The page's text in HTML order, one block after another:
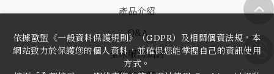
產品介紹
Q&A
全球服務網絡
依據歐盟《一般資料保護規則》（GDPR）及相關個資法規，本
網站致力於保護您的個人資料，並確保您能掌握自己的資訊使用
方式。